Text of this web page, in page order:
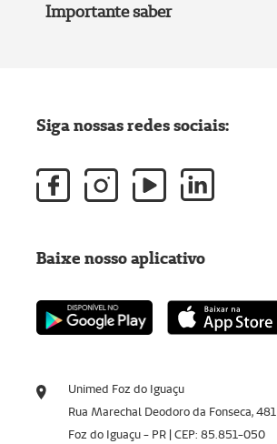
Importante saber
Unimed Foz do Iguaçu
Rua Marechal Deodoro da Fonseca, 481
Foz do Iguaçu - PR | CEP: 85.851-050
Siga nossas redes sociais:
Baixe nosso aplicativo